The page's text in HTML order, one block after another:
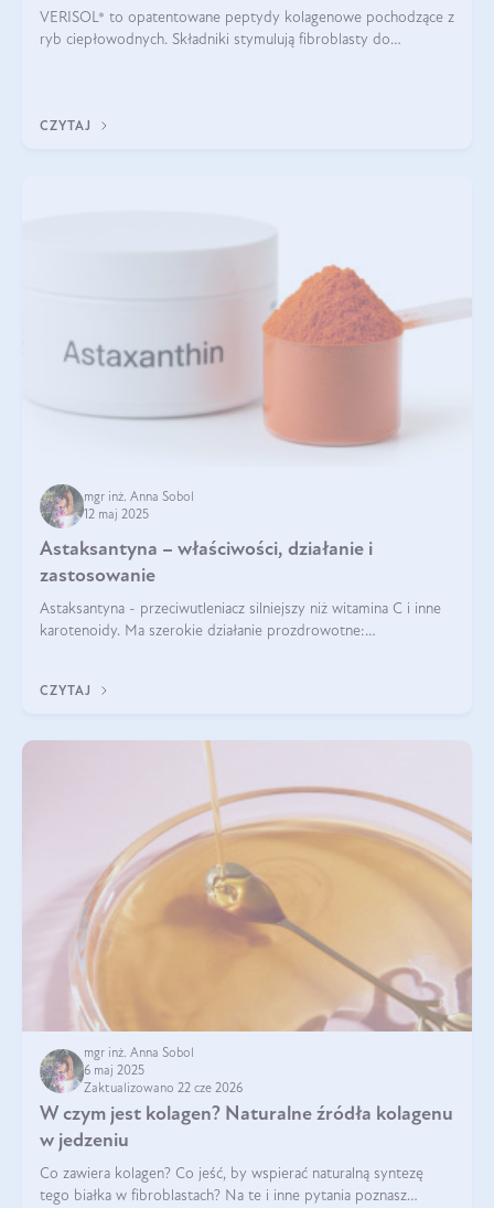
VERISOL® to opatentowane peptydy kolagenowe pochodzące z
ryb ciepłowodnych. Składniki stymulują fibroblasty do
CZYTAJ
mgr inż. Anna Sobol
12 maj 2025
Astaksantyna – właściwości, działanie i
zastosowanie
Astaksantyna - przeciwutleniacz silniejszy niż witamina C i inne
karotenoidy. Ma szerokie działanie prozdrowotne:
CZYTAJ
mgr inż. Anna Sobol
6 maj 2025
Zaktualizowano 22 cze 2026
W czym jest kolagen? Naturalne źródła kolagenu
w jedzeniu
Co zawiera kolagen? Co jeść, by wspierać naturalną syntezę
tego białka w fibroblastach? Na te i inne pytania poznasz